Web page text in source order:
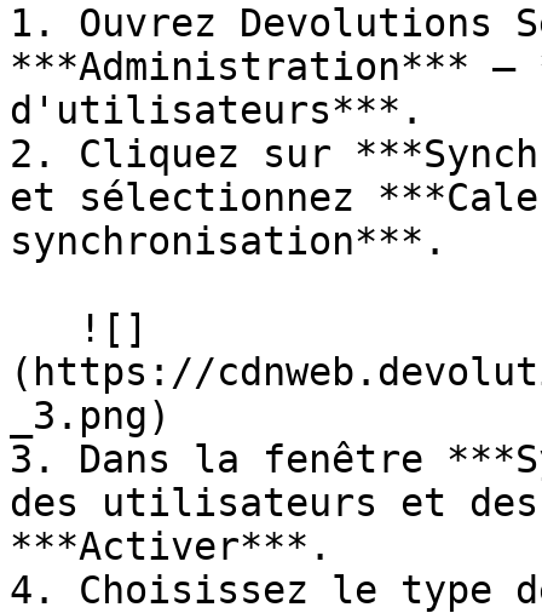
1. Ouvrez Devolutions
***Administration*** –
d'utilisateurs***.
2. Cliquez sur
et sélectionnez
synchronisation***.
(https://
_3.png)
3. Dans la fenêtre
des utilisateurs et des
***Activer***.
4. Choisissez le type